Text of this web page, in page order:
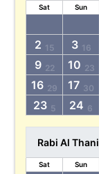
Sat Sun
2 15 3 16
9 22 10 23
16 29 17 30
23 5 24 6
Rabi Al
Sat Sun